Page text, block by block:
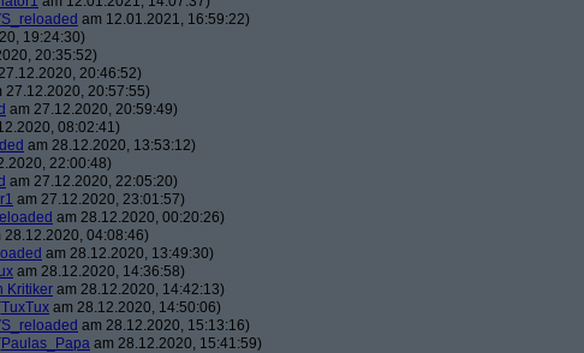
am 12.01.2021, 16:59:22)
19:24:30)
20:35:52)
20:46:52)
27.12.2020, 20:57:55)
am 27.12.2020, 20:59:49)
08:02:41)
am 28.12.2020, 13:53:12)
22:00:48)
am 27.12.2020, 22:05:20)
am 27.12.2020, 23:01:57)
am 28.12.2020, 00:20:26)
28.12.2020, 04:08:46)
am 28.12.2020, 13:49:30)
am 28.12.2020, 14:36:58)
Kritiker am 28.12.2020, 14:42:13)
TuxTux am 28.12.2020, 14:50:06)
am 28.12.2020, 15:13:16)
Paulas_Papa am 28.12.2020, 15:41:59)